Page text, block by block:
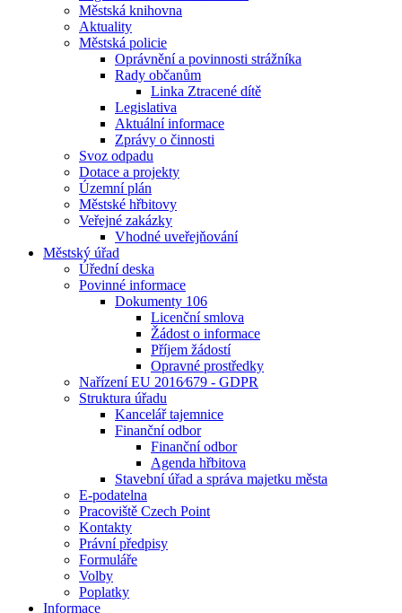
Městská knihovna
Aktuality
Městská policie
Oprávnění a povinnosti strážníka
Rady občanům
Linka Ztracené dítě
Legislativa
Aktuální informace
Zprávy o činnosti
Svoz odpadu
Dotace a projekty
Územní plán
Městské hřbitovy
Veřejné zakázky
Vhodné uveřejňování
Městský úřad
Úřední deska
Povinné informace
Dokumenty 106
Licenční smlova
Žádost o informace
Příjem žádostí
Opravné prostředky
Nařízení EU 2016⁄679 - GDPR
Struktura úřadu
Kancelář tajemnice
Finanční odbor
Finanční odbor
Agenda hřbitova
Stavební úřad a správa majetku města
E-podatelna
Pracoviště Czech Point
Kontakty
Právní předpisy
Formuláře
Volby
Poplatky
Informace